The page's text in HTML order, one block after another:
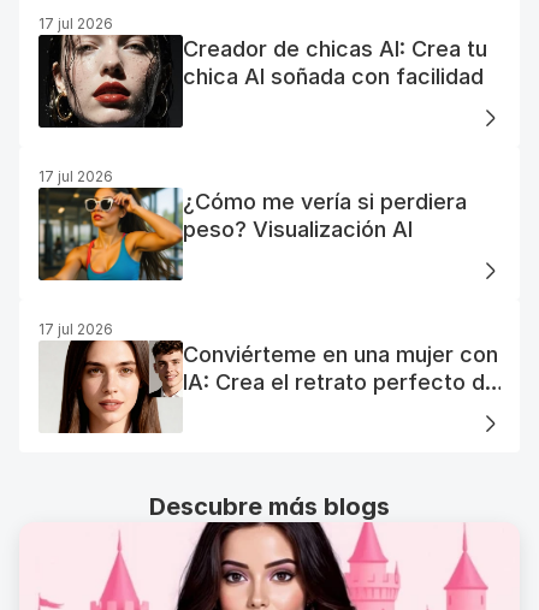
17 jul 2026
Creador de chicas AI: Crea tu
chica AI soñada con facilidad
17 jul 2026
¿Cómo me vería si perdiera
peso? Visualización AI
17 jul 2026
Conviérteme en una mujer con
IA: Crea el retrato perfecto de
Descubre más blogs